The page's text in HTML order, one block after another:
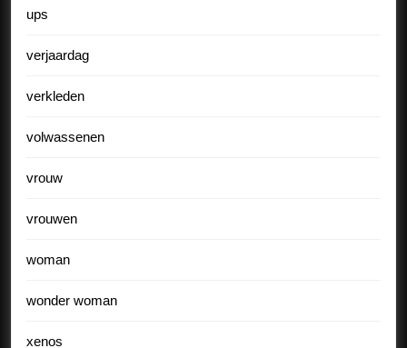
ups
verjaardag
verkleden
volwassenen
vrouw
vrouwen
woman
wonder woman
xenos